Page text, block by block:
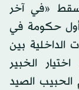
«في آخر
حكومة في
الداخلية بين
الخبير
الحبيب الصيد